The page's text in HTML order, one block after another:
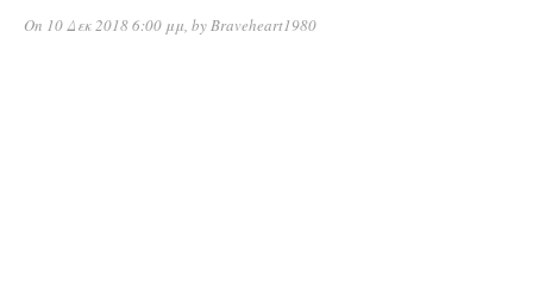
On 10 Δεκ 2018 6:00 μμ, byBraveheart1980